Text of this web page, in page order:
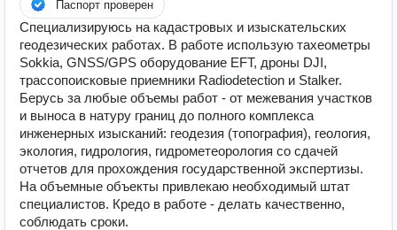
Паспорт проверен
Специализируюсь на кадастровых и изыскательских
геодезических работах. В работе использую тахеометры
Sokkia, GNSS/GPS оборудование EFT, дроны DJI,
трассопоисковые приемники Radiodetection и Stalker.
Берусь за любые объемы работ - от межевания участков
и выноса в натуру границ до полного комплекса
инженерных изысканий: геодезия (топография), геология,
экология, гидрология, гидрометеорология со сдачей
отчетов для прохождения государственной экспертизы.
На объемные объекты привлекаю необходимый штат
специалистов. Кредо в работе - делать качественно,
соблюдать сроки.